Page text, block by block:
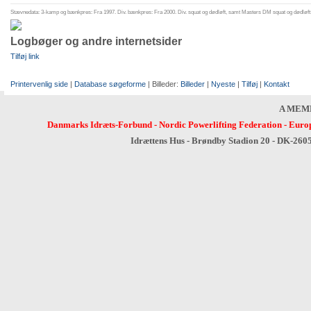
Stævnedata: 3-kamp og bænkpres: Fra 1997. Div. bænkpres: Fra 2000. Div. squat og dødløft, samt Masters DM squat og
Logbøger og andre internetsider
Tilføj link
Printervenlig side | Database søgeforme | Billeder: Billeder | Nyeste | Tilføj | Kontakt
A
Danmarks Idræts-Forbund- Nordic Powerlifting Federation-
Idrættens Hus - Brøndby Stadion 20 - DK-